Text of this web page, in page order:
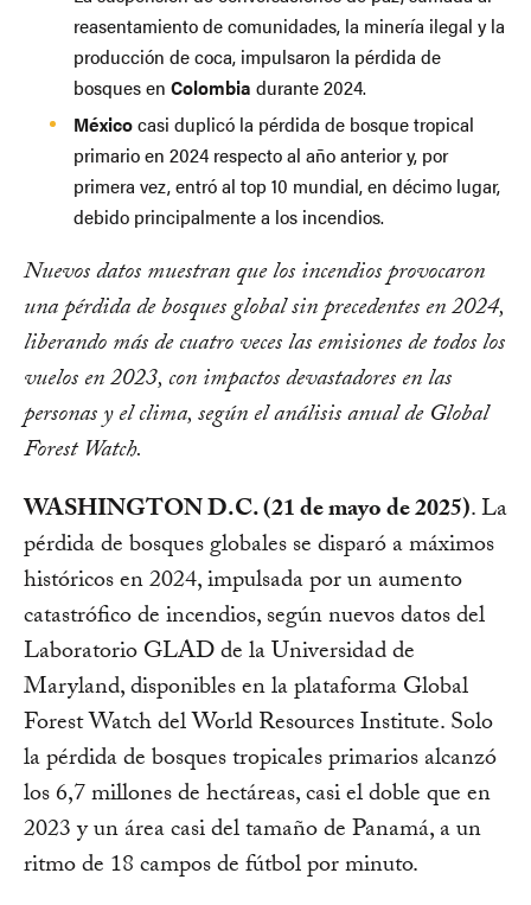
reasentamiento de comunidades, la minería ilegal y la
producción de coca, impulsaron la pérdida de
bosques en Colombia durante 2024.
Méxicocasi duplicó la pérdida de bosque tropical
primario en 2024 respecto al año anterior y, por
primera vez, entró al top 10 mundial, en décimo lugar,
debido principalmente a los incendios.
Nuevos datos muestran que los incendios provocaron
una pérdida de bosques global sin precedentes en 2024,
liberando más de cuatro veces las emisiones de todos los
vuelos en 2023, con impactos devastadores en las
personas y el clima, según el análisis anual de Global
Forest Watch.
WASHINGTON D.C. (21 de mayo de 2025). La
pérdida de bosques globales se disparó a máximos
históricos en 2024, impulsada por un aumento
catastrófico de incendios, según nuevos datos del
Laboratorio GLAD de la Universidad de
Maryland, disponibles en la plataforma Global
Forest Watch del World Resources Institute. Solo
la pérdida de bosques tropicales primarios alcanzó
los 6,7 millones de hectáreas, casi el doble que en
2023 y un área casi del tamaño de Panamá, a un
ritmo de 18 campos de fútbol por minuto.